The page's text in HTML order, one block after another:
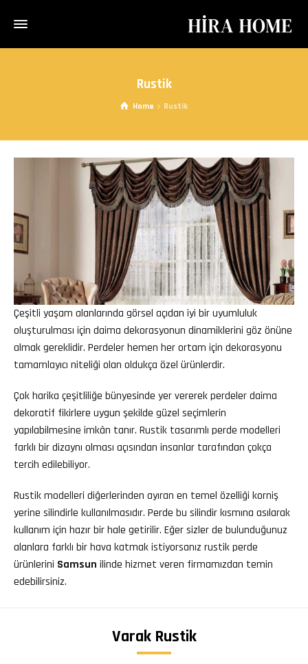
Rustik
Home Rustik
Çeşitli yaşam alanlarında görsel açıdan iyi bir uyumluluk
oluşturulması için daima dekorasyonun dinamiklerini göz önüne
almak gereklidir. Perdeler hemen her ortam için dekorasyonu
tamamlayıcı niteliği olan oldukça özel ürünlerdir.
Çok harika çeşitliliğe bünyesinde yer vererek perdeler daima
dekoratif fikirlere uygun şekilde güzel seçimlerin
yapılabilmesine imkân tanır. Rustik tasarımlı perde modelleri
farklı bir dizaynı olması açısından insanlar tarafından çokça
tercih edilebiliyor.
Rustik modelleri diğerlerinden ayıran en temel özelliği korniş
yerine silindirle kullanılmasıdır. Perde bu silindir kısmına asılarak
kullanım için hazır bir hale getirilir. Eğer sizler de bulunduğunuz
alanlara farklı bir hava katmak istiyorsanız rustik perde
ürünlerini Samsun ilinde hizmet veren firmamızdan temin
edebilirsiniz.
Varak Rustik